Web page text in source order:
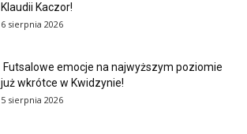
Klaudii Kaczor!
6 sierpnia 2026
Futsalowe emocje na najwyższym poziomie
już wkrótce w Kwidzynie!
5 sierpnia 2026